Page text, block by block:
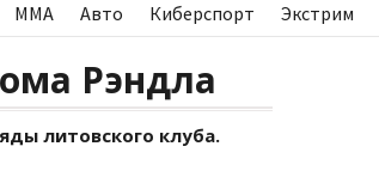
ММА Авто Киберспорт Экстрим
Рэндла
литовского клуба.